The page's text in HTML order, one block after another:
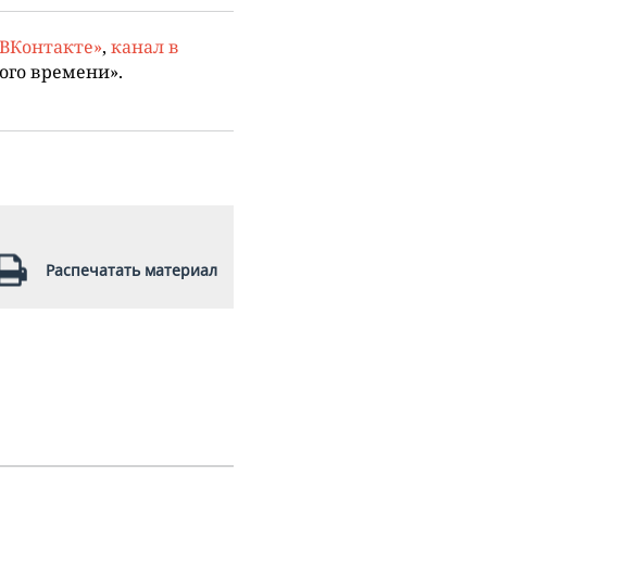
, канал в
времени».
Распечатать материал